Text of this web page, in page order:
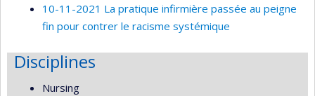
10-11-2021 La pratique infirmière passée au peigne
fin pour contrer le racisme systémique
Disciplines
Nursing